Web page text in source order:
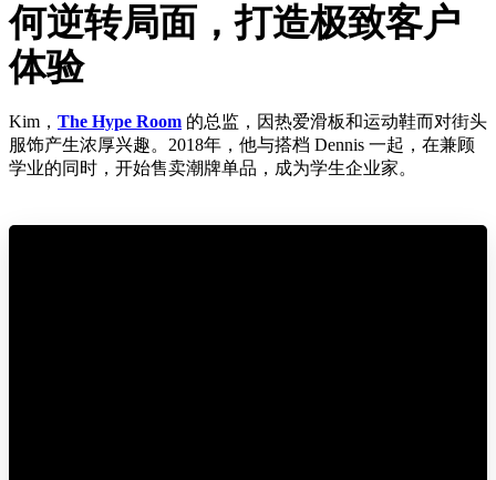
何逆转局面，打造极致客户
体验
Kim， The Hype Room 的总监，因热爱滑板和运动鞋而对街头
服饰产生浓厚兴趣。2018年，他与搭档 Dennis 一起，在兼顾
学业的同时，开始售卖潮牌单品，成为学生企业家。